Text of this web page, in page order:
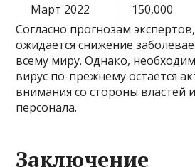
Март 2022
150,000
Согласно прогнозам
ожидается снижение
всему миру. Однако,
вирус по-прежнему остается
внимания со стороны властей
персонала.
Заключение